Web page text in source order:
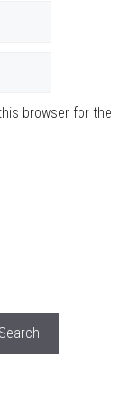
browser for the
Search